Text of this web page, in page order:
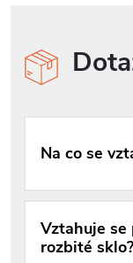
Na co se
Vztahuje se
rozbité sklo?